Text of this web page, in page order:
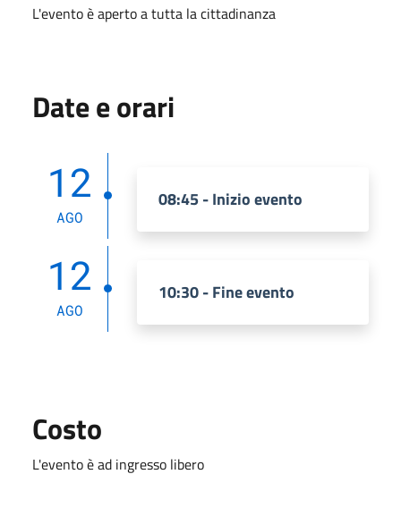
L'evento è aperto a tutta la cittadinanza
Date e orari
12
AGO
08:45 - Inizio evento
12
AGO
10:30 - Fine evento
Costo
L'evento è ad ingresso libero